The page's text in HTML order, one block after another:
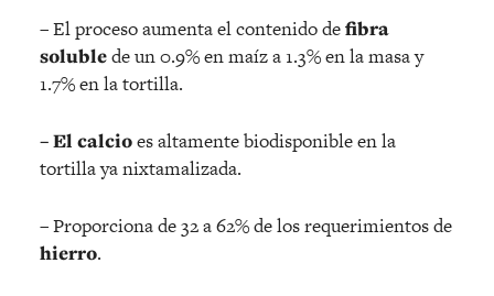
– El proceso aumenta el contenido defibra
solublede un 0.9% en maíz a 1.3% en la masa y
1.7% en la tortilla.
– El calcioes altamente biodisponible en la
tortilla ya nixtamalizada.
– Proporciona de 32 a 62% de los requerimientos de
hierro.